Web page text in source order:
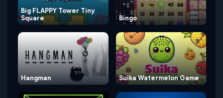
Big FLAPPY Tower Tiny
Square
Bingo
Hangman Suika Watermelon Game